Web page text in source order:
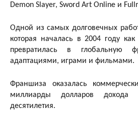
Demon Slayer, Sword Art Online и
Одной из самых долговечных
которая началась в 2004 году
превратилась в глобальную
адаптациями, играми и фильмами.
Франшиза оказалась
миллиарды долларов дохода
десятилетия.